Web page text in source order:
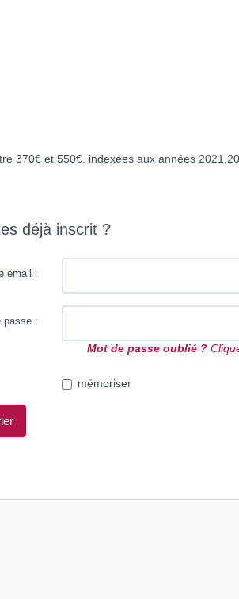
370€ et 550€. indexées aux années
déjà inscrit ?
email :
passe :
Mot de passe oublié ?
mémoriser